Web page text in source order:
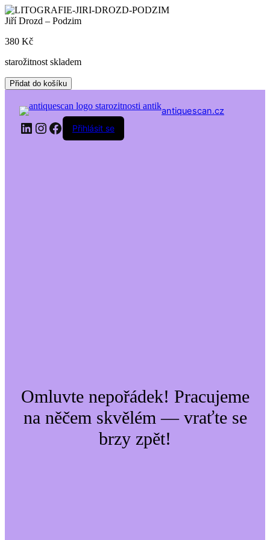
Skip
to
Jiří Drozd – Podzim
380 Kč
starožitnost skladem
Jiří
Drozd
Podzim
množství
Přidat do košíku
antiquescan.cz
LinkedIn
Instagram
Facebook
Přihlásit se
Omluvte nepořádek! Pracujeme
na něčem skvělém — vraťte se
brzy zpět!